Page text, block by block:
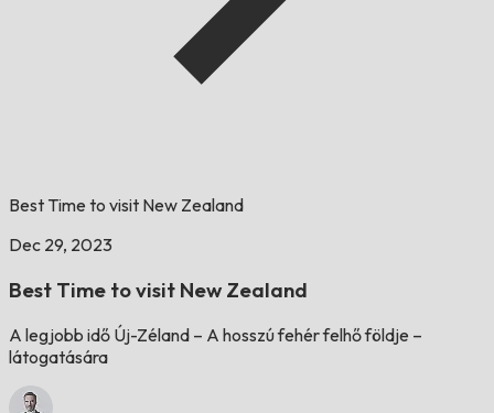
Best Time to visit New Zealand
Dec 29, 2023
Best Time to visit New Zealand
A legjobb idő Új-Zéland – A hosszú fehér felhő földje –
látogatására